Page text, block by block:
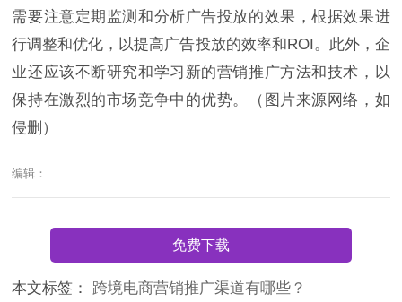
需要注意定期监测和分析广告投放的效果，根据效果进
行调整和优化，以提高广告投放的效率和ROI。此外，企
业还应该不断研究和学习新的营销推广方法和技术，以
保持在激烈的市场竞争中的优势。（图片来源网络，如
侵删）
编辑：
免费下载
本文标签： 跨境电商营销推广渠道有哪些？